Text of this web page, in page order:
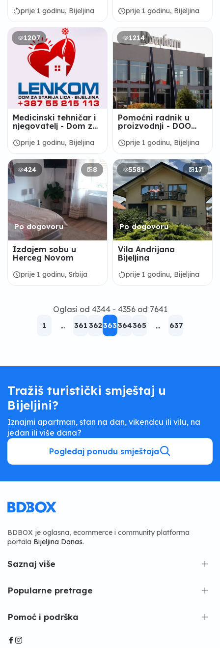
rotate_leftprije 1 godinu, Bijeljina
Bijeljina
scheduleprije 1 godinu, Bijeljina
1207
Medicinski tehničar i
njegovatelj - Dom za
Bijeljina
scheduleprije 1 godinu, Bijeljina
1214
Pomoćni radnik u
proizvodnji - DOO
scheduleprije 1 godinu, Bijeljina
424 8
Po dogovoru
Izdajem sobu u
Herceg Novom
scheduleprije 1 godinu, Srbija
5581 17
Po dogovoru
Vila Andrijana
Bijeljina
rotate_leftprije 1 godinu, Bijeljina
Oglasi od 4344 - 4356 od 7641
1 ... 361 362363364365 ... 637
Tražiš turistički smještaj u
Bijeljini?
Iznajmi apartman, stan na dan, vikendcu ili vilu, na
jedan ili više dana?
Pogledaj ponudu smještaja
BDBOX je oglasna, ecommerce i community platforma
portala Bijeljina Danas.
Saznaj više
Popularne pretrage
Pomoć i podrška